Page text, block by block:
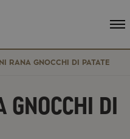
RANA GNOCCHI DI PATATE
GNOCCHI DI